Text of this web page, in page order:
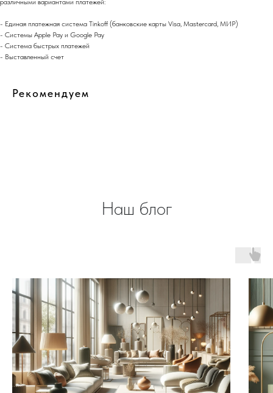
различными вариантами платежей:
- Eдиная платежная система Tinkoff (банковские карты Visa, Mastercard, МИР)
- Системы Apple Pay и Google Pay
- Система быстрых платежей
- Выставленный счет
Рекомендуем
Наш блог